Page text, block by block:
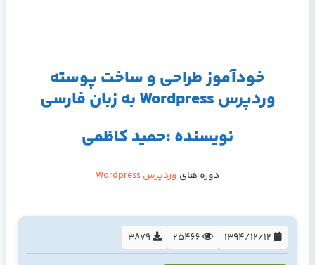
خودآموز طراحی و ساخت پوسته
وردپرس Wordpress به زبان فارسی
نویسنده :حمید کاظمی
دوره هایوردپرس Wordpress
3879